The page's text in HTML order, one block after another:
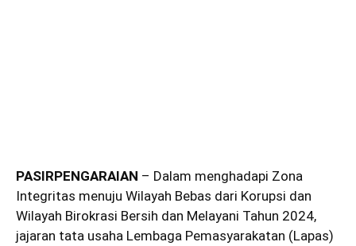
PASIRPENGARAIAN – Dalam menghadapi Zona
Integritas menuju Wilayah Bebas dari Korupsi dan
Wilayah Birokrasi Bersih dan Melayani Tahun 2024,
jajaran tata usaha Lembaga Pemasyarakatan (Lapas)